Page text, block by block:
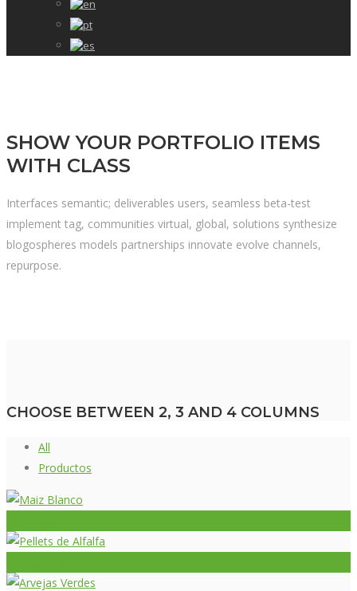
SHOW YOUR PORTFOLIO ITEMS
WITH CLASS
Interfaces semantic; deliverables users, seamless beta-test
implement tag, communities virtual, global, solutions synthesize
blogospheres models partnerships innovate evolve channels,
repurpose.
CHOOSE BETWEEN 2, 3 AND 4 COLUMNS
All
Productos